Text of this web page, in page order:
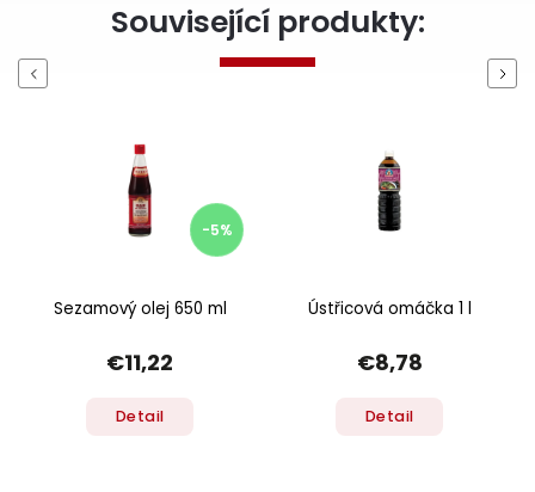
Související produkty:
Previous
-5%
Sezamový olej 650 ml
€11,22
Detail
Ústřicová omáčka 1 l
€8,78
Detail
Next